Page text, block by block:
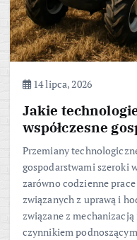
14 lipca, 2026
Jakie
współczesne
Przemiany
gospodarstwami szeroki
zarówno codzienne
związanych z uprawą i
związane z
czynnikiem